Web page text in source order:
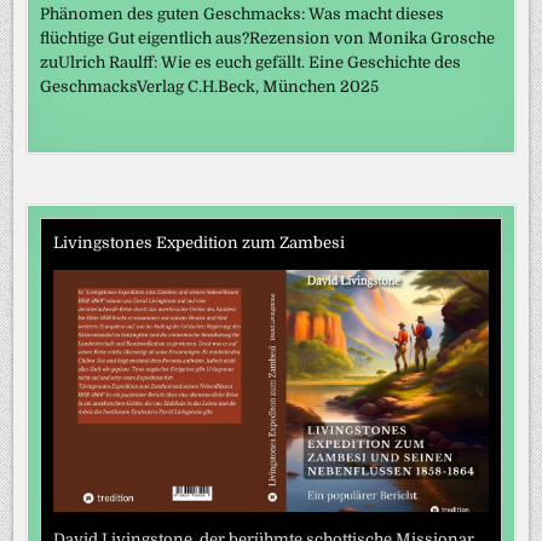
Phänomen des guten Geschmacks: Was macht dieses
flüchtige Gut eigentlich aus?Rezension von Monika Grosche
zuUlrich Raulff: Wie es euch gefällt. Eine Geschichte des
GeschmacksVerlag C.H.Beck, München 2025
Livingstones Expedition zum Zambesi